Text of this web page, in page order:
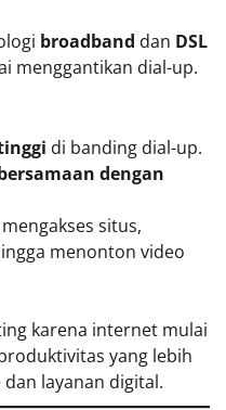
broadband dan DSL
menggantikan dial-up.
di banding dial-up.
dengan
situs,
menonton video
karena internet mulai
yang lebih
layanan digital.